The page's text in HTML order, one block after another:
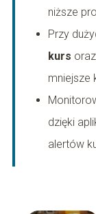
niższe
Przy
kurs
mniejsze
dzięki
alertów